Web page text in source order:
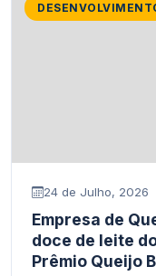
24 de Julho, 2026
Empresa de
doce de leite
Prêmio Queijo